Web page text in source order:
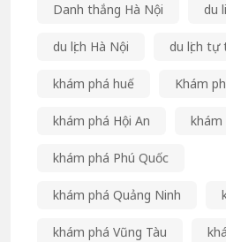
Danh thắng Hà Nội du
du lịch Hà Nội du lịch tự
khám phá huế Khám
khám phá Hội An khám
khám phá Phú Quốc
khám phá Quảng Ninh
khám phá Vũng Tàu